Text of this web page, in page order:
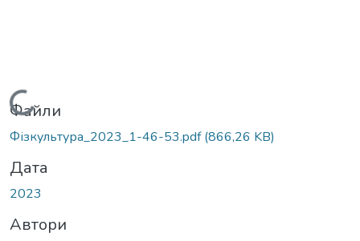
Вантажиться...
Файли
Фізкультура_2023_1-46-53.pdf(866,26 KB)
Дата
2023
Автори